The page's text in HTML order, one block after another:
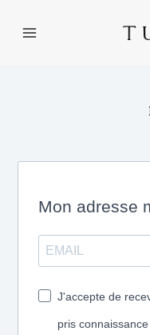
Mon adresse
J'accepte de
pris